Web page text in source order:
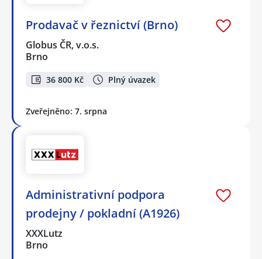
Prodavač v řeznictví (Brno)
Globus ČR, v.o.s.
Brno
36 800 Kč Plný úvazek
Zveřejněno: 7. srpna
Administrativní podpora
prodejny / pokladní (A1926)
XXXLutz
Brno